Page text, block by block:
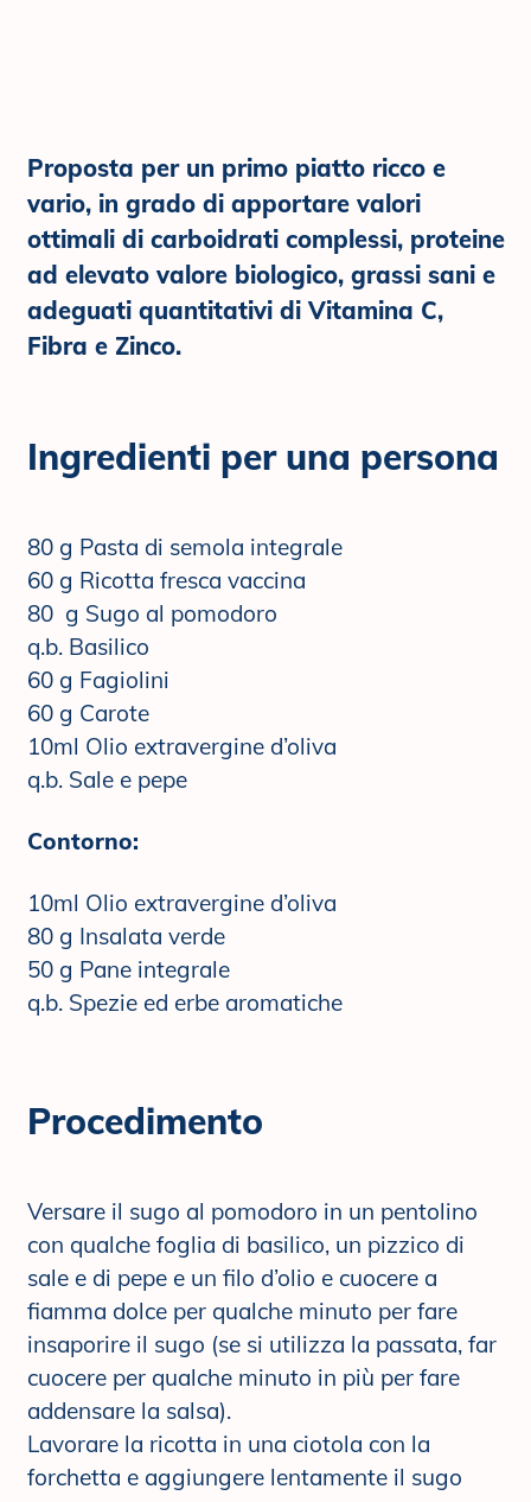
Proposta per un primo piatto ricco e
vario, in grado di apportare valori
ottimali di carboidrati complessi, proteine
ad elevato valore biologico, grassi sani e
adeguati quantitativi di Vitamina C,
Fibra e Zinco.
Ingredienti per una persona
80 g Pasta di semola integrale
60 g Ricotta fresca vaccina
80 g Sugo al pomodoro
q.b. Basilico
60 g Fagiolini
60 g Carote
10ml Olio extravergine d’oliva
q.b. Sale e pepe
Contorno:
10ml Olio extravergine d’oliva
80 g Insalata verde
50 g Pane integrale
q.b. Spezie ed erbe aromatiche
Procedimento
Versare il sugo al pomodoro in un pentolino
con qualche foglia di basilico, un pizzico di
sale e di pepe e un filo d’olio e cuocere a
fiamma dolce per qualche minuto per fare
insaporire il sugo (se si utilizza la passata, far
cuocere per qualche minuto in più per fare
addensare la salsa).
Lavorare la ricotta in una ciotola con la
forchetta e aggiungere lentamente il sugo